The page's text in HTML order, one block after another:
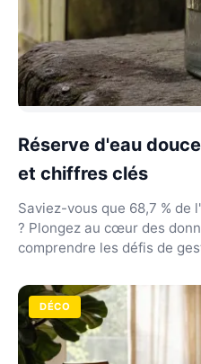
Réserve d'eau
et chiffres clés
Saviez-vous que 68,7 % de
? Plongez au cœur des
comprendre les défis de
DÉCO